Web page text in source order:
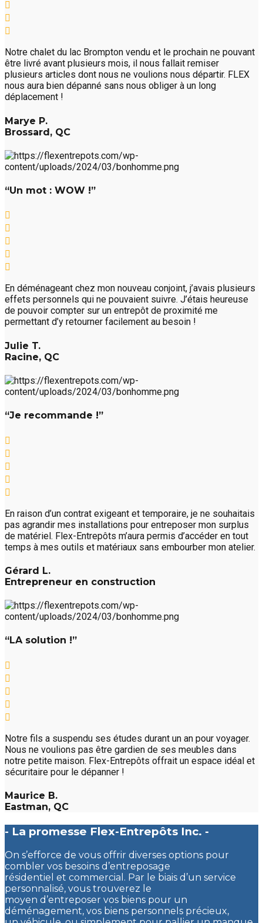
Notre chalet du lac Brompton vendu et le prochain ne pouvant
être livré avant plusieurs mois, il nous fallait remiser
plusieurs articles dont nous ne voulions nous départir. FLEX
nous aura bien dépanné sans nous obliger à un long
déplacement !
Marye P.
Brossard, QC
“Un mot : WOW !”
En déménageant chez mon nouveau conjoint, j’avais plusieurs
effets personnels qui ne pouvaient suivre. J’étais heureuse
de pouvoir compter sur un entrepôt de proximité me
permettant d’y retourner facilement au besoin !
Julie T.
Racine, QC
“Je recommande !”
En raison d’un contrat exigeant et temporaire, je ne souhaitais
pas agrandir mes installations pour entreposer mon surplus
de matériel. Flex-Entrepôts m’aura permis d’accéder en tout
temps à mes outils et matériaux sans embourber mon atelier.
Gérard L.
Entrepreneur en construction
“LA solution !”
Notre fils a suspendu ses études durant un an pour voyager.
Nous ne voulions pas être gardien de ses meubles dans
notre petite maison. Flex-Entrepôts offrait un espace idéal et
sécuritaire pour le dépanner !
Maurice B.
Eastman, QC
- La promesse Flex-Entrepôts Inc. -
On s’efforce de vous offrir diverses options pour
combler vos besoins d’entreposage
résidentiel et commercial. Par le biais d’un service
personnalisé, vous trouverez le
moyen d’entreposer vos biens pour un
déménagement, vos biens personnels précieux,